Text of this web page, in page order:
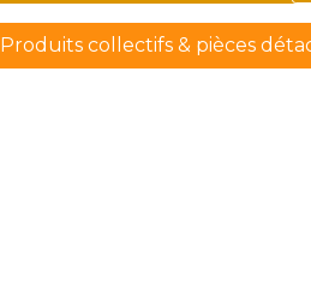
Produits collectifs & pièces